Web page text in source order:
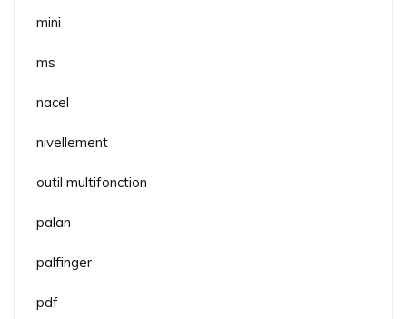
mini
ms
nacel
nivellement
outil multifonction
palan
palfinger
pdf